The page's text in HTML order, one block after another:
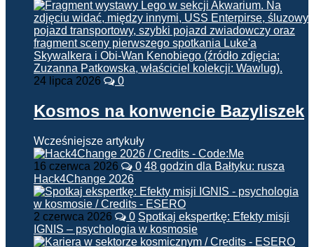
24 lipca 2026 0
Kosmos na konwencie Bazyliszek
Wcześniejsze artykuły
16 czerwca 2026 0 48 godzin dla Bałtyku: rusza
Hack4Change 2026
2 czerwca 2026 0 Spotkaj ekspertkę: Efekty misji
IGNIS – psychologia w kosmosie